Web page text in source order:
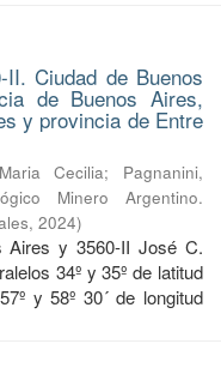
Ciudad de Buenos
de Buenos Aires,
y provincia de Entre
Cecilia; Pagnanini,
Minero Argentino.
, 2024)
Aires y 3560-II José C.
34º y 35º de latitud
y 58º 30´ de longitud